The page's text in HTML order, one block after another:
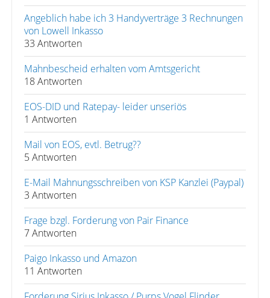
Angeblich habe ich 3 Handyverträge 3 Rechnungen
von Lowell Inkasso
33 Antworten
Mahnbescheid erhalten vom Amtsgericht
18 Antworten
EOS-DID und Ratepay- leider unseriös
1 Antworten
Mail von EOS, evtl. Betrug??
5 Antworten
E-Mail Mahnungsschreiben von KSP Kanzlei (Paypal)
3 Antworten
Frage bzgl. Forderung von Pair Finance
7 Antworten
Paigo Inkasso und Amazon
11 Antworten